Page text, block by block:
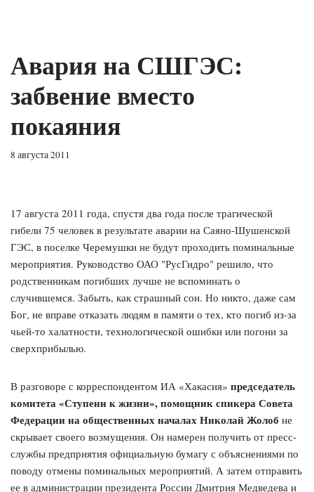
Авария на СШГЭС:
забвение вместо
покаяния
8 августа 2011
17 августа 2011 года, спустя два года после трагической
гибели 75 человек в результате аварии на Саяно-Шушенской
ГЭС, в поселке Черемушки не будут проходить поминальные
мероприятия. Руководство ОАО "РусГидро" решило, что
родственникам погибших лучше не вспоминать о
случившемся. Забыть, как страшный сон. Но никто, даже сам
Бог, не вправе отказать людям в памяти о тех, кто погиб из-за
чьей-то халатности, технологической ошибки или погони за
сверхприбылью.
В разговоре с корреспондентом ИА «Хакасия» председатель
комитета «Ступени к жизни», помощник спикера Совета
Федерации на общественных началах Николай Жолоб не
скрывает своего возмущения. Он намерен получить от пресс-
службы предприятия официальную бумагу с объяснениями по
поводу отмены поминальных мероприятий. А затем отправить
ее в администрации президента России Дмитрия Медведева и